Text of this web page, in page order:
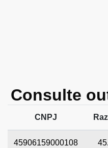
Consulte
CNPJ
45906159000108